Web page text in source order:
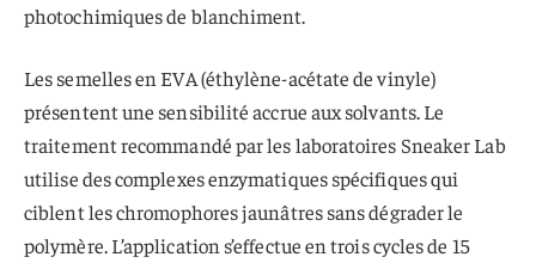
photochimiques de blanchiment.
Les semelles en EVA (éthylène-acétate de vinyle)
présentent une sensibilité accrue aux solvants. Le
traitement recommandé par les laboratoires Sneaker Lab
utilise des complexes enzymatiques spécifiques qui
ciblent les chromophores jaunâtres sans dégrader le
polymère. L’application s’effectue en trois cycles de 15